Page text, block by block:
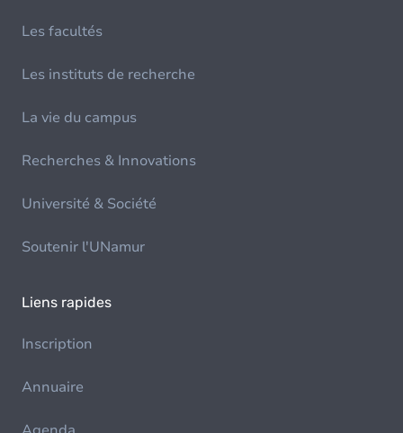
Les facultés
Les instituts de recherche
La vie du campus
Recherches & Innovations
Université & Société
Soutenir l'UNamur
Liens rapides
Inscription
Annuaire